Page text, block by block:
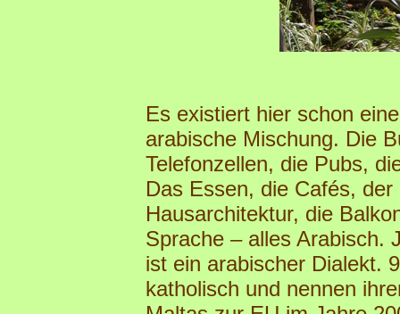
Es existiert hier schon
arabische Mischung. Die
Telefonzellen, die Pubs,
Das Essen, die Cafés,
Hausarchitektur, die
Sprache – alles Arabisch.
ist ein arabischer Dialekt.
katholisch und nennen